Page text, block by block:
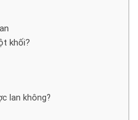
khối?
lan không?